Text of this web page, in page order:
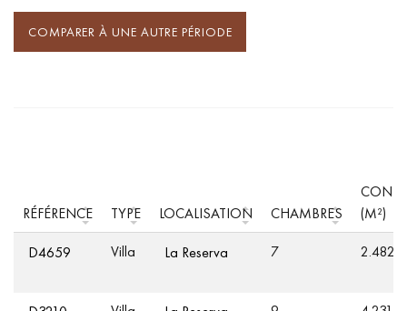
COMPARER À UNE AUTRE PÉRIODE
RÉFÉRENCE TYPE LOCALISATION CHAMBRES
(M²)
D4659 Villa La Reserva 7 2.482